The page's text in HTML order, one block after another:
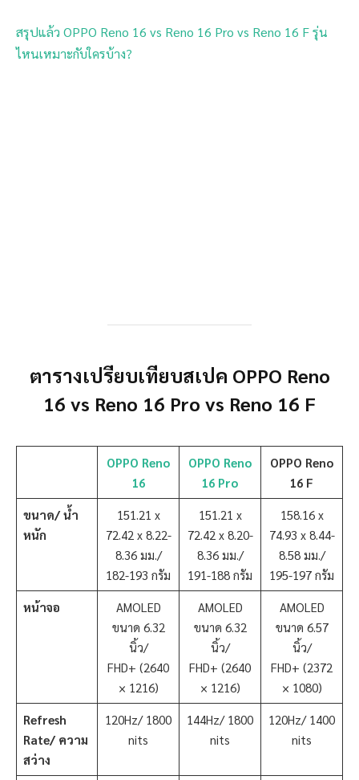
สรุปแล้ว OPPO Reno 16 vs Reno 16 Pro vs Reno 16 F รุ่น
ไหนเหมาะกับใครบ้าง?
ตารางเปรียบเทียบสเปค OPPO Reno
16 vs Reno 16 Pro vs Reno 16 F
OPPO Reno
16
OPPO Reno
16 Pro
OPPO Reno
16 F
ขนาด/ น้ำ
หนัก
151.21 x
72.42 x 8.22-
8.36 มม./
182-193 กรัม
151.21 x
72.42 x 8.20-
8.36 มม./
191-188 กรัม
158.16 x
74.93 x 8.44-
8.58 มม./
195-197 กรัม
หน้าจอ
AMOLED
ขนาด 6.32
นิ้ว/
FHD+ (2640
× 1216)
AMOLED
ขนาด 6.32
นิ้ว/
FHD+ (2640
× 1216)
AMOLED
ขนาด 6.57
นิ้ว/
FHD+ (2372
× 1080)
Refresh
Rate/ ความ
สว่าง
120Hz/ 1800
nits
144Hz/ 1800
nits
120Hz/ 1400
nits